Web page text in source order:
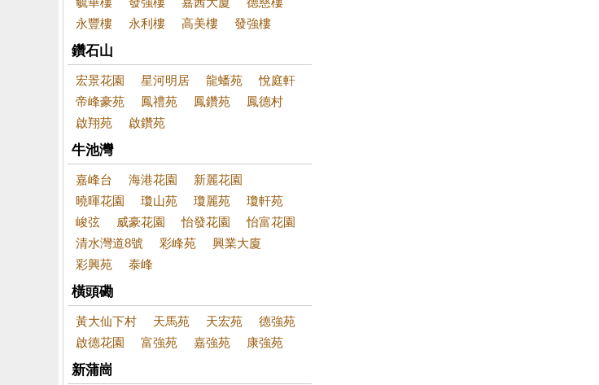
永豐樓
永利樓 高美樓 發強樓
鑽石山
宏景花園 星河明居 龍蟠苑
悅庭軒
帝峰豪苑
鳳禮苑 鳳鑽苑
鳳德村
啟翔苑
啟鑽苑
牛池灣
嘉峰台 海港花園
新麗花園
曉暉花園
瓊山苑 瓊麗苑
瓊軒苑
峻弦
威豪花園 怡發花園
怡富花園
清水灣道8號
彩峰苑
興業大廈
彩興苑
泰峰
橫頭磡
黃大仙下村 天馬苑 天宏苑
德強苑
啟德花園
富強苑 嘉強苑 康強苑
新蒲崗